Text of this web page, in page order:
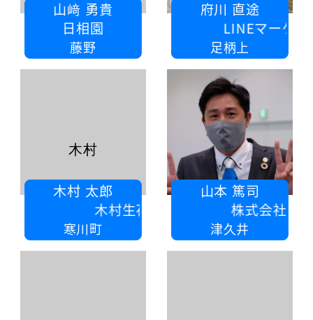
山﨑 勇貴
日相園
藤野
府川 直途
LINEマーケターなおと
足柄上
木村 太郎
木村生花店
寒川町
木村
山本 篤司
株式会社ヤマモト
津久井